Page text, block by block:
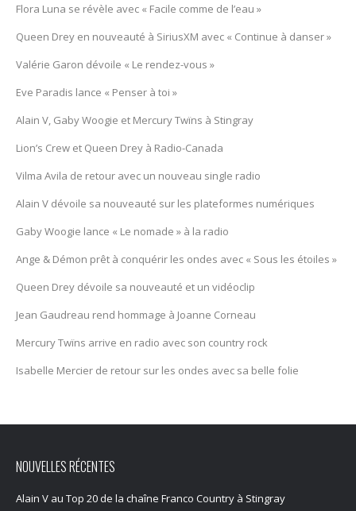
Flora Luna se révèle avec « Facile comme de l’eau »
Queen Drey en nouveauté à SiriusXM avec « Continue à danser »
Valérie Garon dévoile « Le rendez-vous »
Eve Paradis lance « Penser à toi »
Alain V, Gaby Woogie et Mercury Twïns à Stingray
Lion’s Crew et Queen Drey à Radio-Canada
Vilma Avila de retour avec un nouveau single radio
Alain V dévoile sa nouveauté sur les plateformes numériques
Gaby Woogie lance « Le nomade » à la radio
Ange & Démon prêt à conquérir les ondes avec « Sous les étoiles »
Queen Drey dévoile sa nouveauté et un vidéoclip
Jean Gaudreau rend hommage à Joanne Corneau
Mercury Twïns arrive en radio avec son country rock
Isabelle Mercier de retour sur les ondes avec sa belle folie
NOUVELLES RÉCENTES
Alain V au Top 20 de la chaîne Franco Country à Stingray